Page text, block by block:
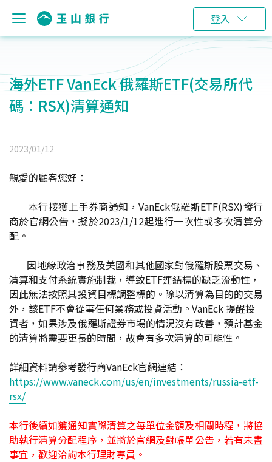
登入
海外ETF VanEck 俄羅斯ETF(交易所代
碼：RSX)清算通知
2023/01/12
親愛的顧客您好：
本行接獲上手券商通知，VanEck俄羅斯ETF(RSX)發行
商於官網公告，擬於2023/1/12起進行一次性或多次清算分
配。
因地緣政治事務及美國和其他國家對俄羅斯股票交易、
清算和支付系統實施制裁，導致ETF連結標的缺乏流動性，
因此無法按照其投資目標調整標的。除以清算為目的的交易
外，該ETF不會從事任何業務或投資活動。VanEck 提醒投
資者，如果涉及俄羅斯證券市場的情況沒有改善，預計基金
的清算將需要更長的時間，故會有多次清算的可能性。
詳細資料請參考發行商VanEck官網連結：
https://www.vaneck.com/us/en/investments/russia-etf-
rsx/
本行後續如獲通知實際清算之每單位金額及相關時程，將協
助執行清算分配程序，並將於官網及對帳單公告， 若有未盡
事宜，歡迎洽詢本行理財專員。